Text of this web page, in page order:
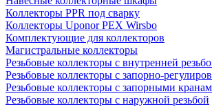
Коллекторы PPR под сварку
Коллекторы Uponor PEX Wirsbo
Комплектующие для коллекторов
Магистральные коллекторы
Резьбовые коллекторы с внутренней
Резьбовые коллекторы с запорно-
Резьбовые коллекторы с запорными
Резьбовые коллекторы с наружной резьбой